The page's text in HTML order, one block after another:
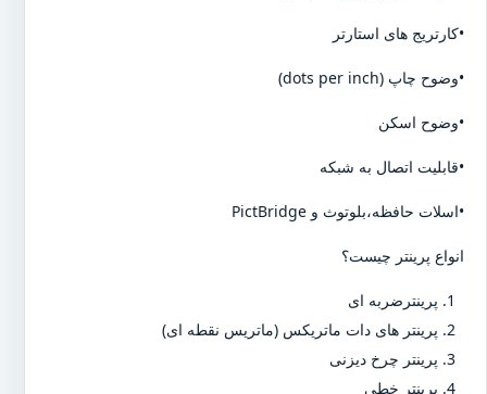
•کارتریج های استارتر
•وضوح چاپ (dots per inch)
•وضوح اسکن
•قابلیت اتصال به شبکه
•اسلات حافظه،بلوتوث و PictBridge
انواع پرینتر چیست؟
پرینترضربه ای
پرینتر های دات ماتریکس (ماتریس نقطه ای)
پرینتر چرخ دیزنی
پرینتر خطی